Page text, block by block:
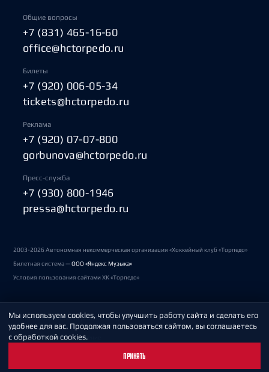
Общие вопросы
+7 (831) 465-16-60
office@hctorpedo.ru
Билеты
+7 (920) 006-05-34
tickets@hctorpedo.ru
Реклама
+7 (920) 07-07-800
gorbunova@hctorpedo.ru
Пресс-служба
+7 (930) 800-1946
pressa@hctorpedo.ru
2003-2026 Автономная некоммерческая организация «Хоккейный клуб «Торпедо»
Билетная система —ООО «Яндекс Музыка»
Условия пользования сайтами ХК «Торпедо»
Политика обработки персональных данных
Пользовательское соглашение
Мы используем cookies, чтобы улучшить работу сайта и сделать его
удобнее для вас. Продолжая пользоваться сайтом, вы соглашаетесь
с обработкой cookies.
ПРИНЯТЬ